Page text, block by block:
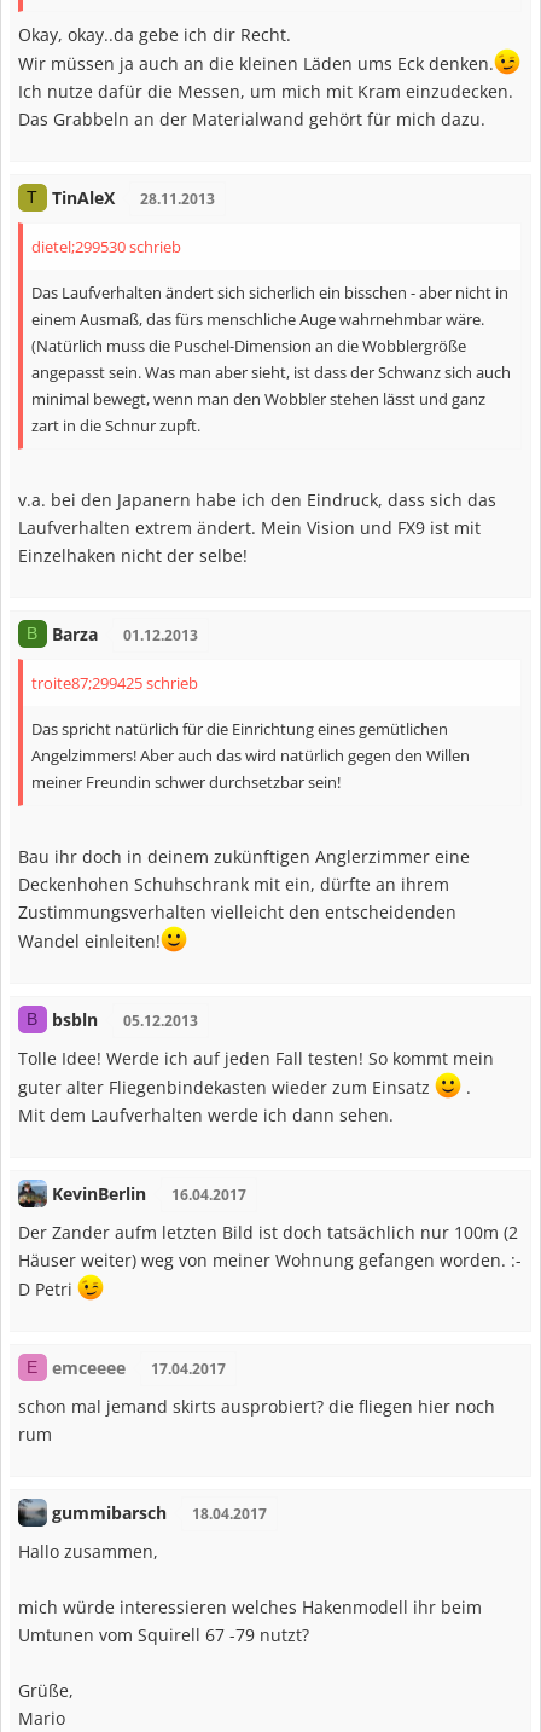
Okay, okay..da gebe ich dir Recht.
Wir müssen ja auch an die kleinen Läden ums Eck denken.
Ich nutze dafür die Messen, um mich mit Kram einzudecken.
Das Grabbeln an der Materialwand gehört für mich dazu.
T TinAleX 28.11.2013
dietel;299530 schrieb
Das Laufverhalten ändert sich sicherlich ein bisschen - aber nicht in
einem Ausmaß, das fürs menschliche Auge wahrnehmbar wäre.
(Natürlich muss die Puschel-Dimension an die Wobblergröße
angepasst sein. Was man aber sieht, ist dass der Schwanz sich auch
minimal bewegt, wenn man den Wobbler stehen lässt und ganz
zart in die Schnur zupft.
v.a. bei den Japanern habe ich den Eindruck, dass sich das
Laufverhalten extrem ändert. Mein Vision und FX9 ist mit
Einzelhaken nicht der selbe!
B Barza 01.12.2013
troite87;299425 schrieb
Das spricht natürlich für die Einrichtung eines gemütlichen
Angelzimmers! Aber auch das wird natürlich gegen den Willen
meiner Freundin schwer durchsetzbar sein!
Bau ihr doch in deinem zukünftigen Anglerzimmer eine
Deckenhohen Schuhschrank mit ein, dürfte an ihrem
Zustimmungsverhalten vielleicht den entscheidenden
Wandel einleiten!
B bsbln 05.12.2013
Tolle Idee! Werde ich auf jeden Fall testen! So kommt mein
guter alter Fliegenbindekasten wieder zum Einsatz
.
Mit dem Laufverhalten werde ich dann sehen.
KevinBerlin 16.04.2017
Der Zander aufm letzten Bild ist doch tatsächlich nur 100m (2
Häuser weiter) weg von meiner Wohnung gefangen worden. :-
D Petri
E emceeee 17.04.2017
schon mal jemand skirts ausprobiert? die fliegen hier noch
rum
gummibarsch 18.04.2017
Hallo zusammen,
mich würde interessieren welches Hakenmodell ihr beim
Umtunen vom Squirell 67 -79 nutzt?
Grüße,
Mario